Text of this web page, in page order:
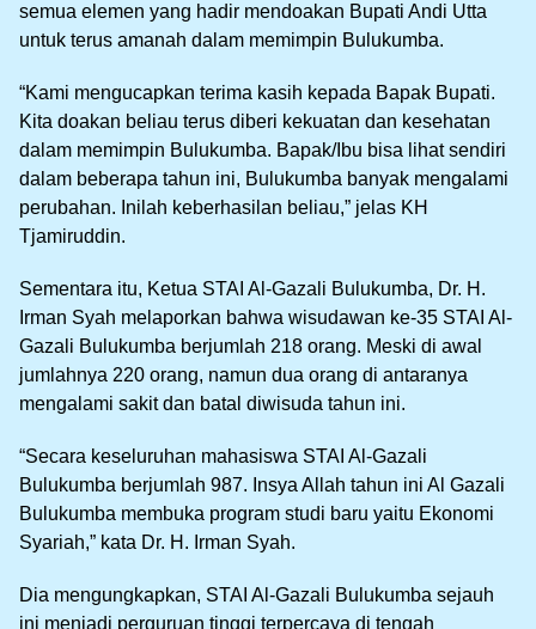
semua elemen yang hadir mendoakan Bupati Andi Utta
untuk terus amanah dalam memimpin Bulukumba.
“Kami mengucapkan terima kasih kepada Bapak Bupati.
Kita doakan beliau terus diberi kekuatan dan kesehatan
dalam memimpin Bulukumba. Bapak/Ibu bisa lihat sendiri
dalam beberapa tahun ini, Bulukumba banyak mengalami
perubahan. Inilah keberhasilan beliau,” jelas KH
Tjamiruddin.
Sementara itu, Ketua STAI Al-Gazali Bulukumba, Dr. H.
Irman Syah melaporkan bahwa wisudawan ke-35 STAI Al-
Gazali Bulukumba berjumlah 218 orang. Meski di awal
jumlahnya 220 orang, namun dua orang di antaranya
mengalami sakit dan batal diwisuda tahun ini.
“Secara keseluruhan mahasiswa STAI Al-Gazali
Bulukumba berjumlah 987. Insya Allah tahun ini Al Gazali
Bulukumba membuka program studi baru yaitu Ekonomi
Syariah,” kata Dr. H. Irman Syah.
Dia mengungkapkan, STAI Al-Gazali Bulukumba sejauh
ini menjadi perguruan tinggi terpercaya di tengah